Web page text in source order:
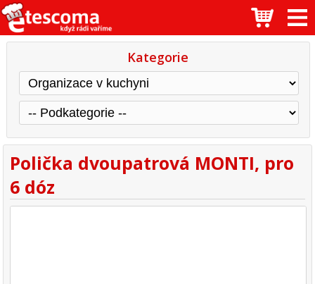
Kategorie
Polička dvoupatrová MONTI, pro
6 dóz